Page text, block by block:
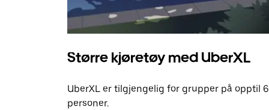
Større kjøretøy med UberXL
UberXL er tilgjengelig for grupper på opptil 6
personer.